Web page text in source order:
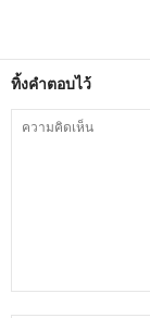
ทิ้งคำตอบไว้